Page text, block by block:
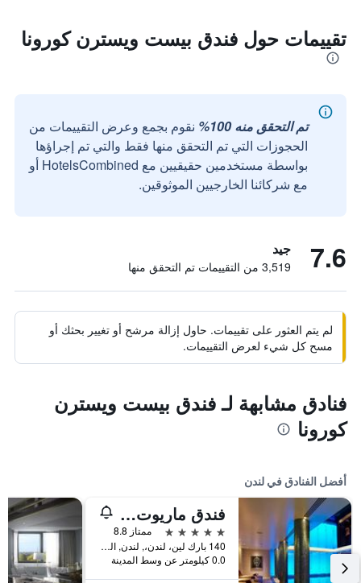
تقييمات حول فندق بيست ويسترن كورونا
تم التحقق منه 100%
نقوم بجمع وعرض التقييمات من
الحجوزات التي تم التحقق منها فقط والتي تم إجراؤها
بواسطة مستخدمين حقيقيين مع HotelsCombined أو
مع شركائنا الخارجيين الموثوقين.
7.6 جيد
3,519 من التقييمات تم التحقق منها
لم يتم العثور على تقييمات. حاول إزالة مرشح أو تغيير بحثك أو
مسح كل شيء لعرض التقييمات.
فنادق مشابهة لـ فندق بيست ويسترن
كورونا
أفضل الفنادق في لندن
فندق ماريوت لندن بارك لاين
5 نجوم
ممتاز 8.8
140 بارك لين، لندن،, لندن, المملكة المتحدة
0.0 كيلومتر عن وسط المدينة